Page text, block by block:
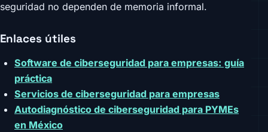
seguridad no dependen de memoria informal.
Enlaces útiles
Software de ciberseguridad para empresas: guía
práctica
Servicios de ciberseguridad para empresas
Autodiagnóstico de ciberseguridad para PYMEs
en México